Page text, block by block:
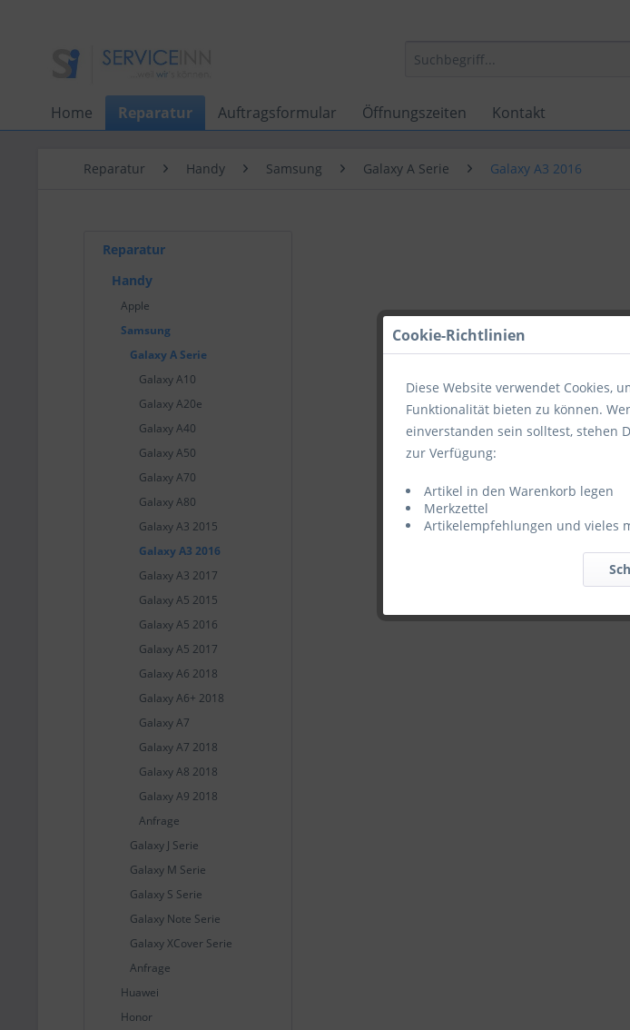
Home Reparatur Auftragsformular Öffnungszeiten Kontakt
Reparatur Handy Samsung Galaxy A Serie Galaxy A3 2016
Reparatur
Handy
Apple
Samsung
Galaxy A Serie
Galaxy A10
Galaxy A20e
Galaxy A40
Galaxy A50
Galaxy A70
Galaxy A80
Galaxy A3 2015
Galaxy A3 2016
Galaxy A3 2017
Galaxy A5 2015
Galaxy A5 2016
Galaxy A5 2017
Galaxy A6 2018
Galaxy A6+ 2018
Galaxy A7
Galaxy A7 2018
Galaxy A8 2018
Galaxy A9 2018
Anfrage
Galaxy J Serie
Galaxy M Serie
Galaxy S Serie
Galaxy Note Serie
Galaxy XCover Serie
Anfrage
Huawei
Honor
Cookie-Richtlinien
Diese Website verwendet Cookies,
Funktionalität bieten zu können.
einverstanden sein solltest, stehen
zur Verfügung:
Artikel in den Warenkorb legen
Merkzettel
Artikelempfehlungen und vieles